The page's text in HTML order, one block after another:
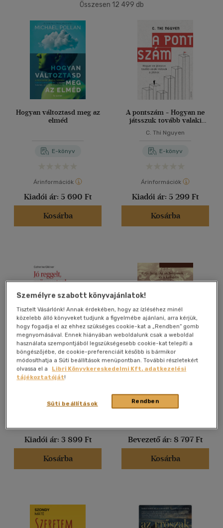
500 Ft alatt
500 Ft - 2500 Ft
2500 Ft - 4500 Ft
4500 Ft felett
Korosztály szerint
Gyermek(3)
Ifjúsági(19)
14 - 18 év(3)
mind(14)
Gyermek és ifjúsági
Felnőtt(3413)
Magyar(3576)
Angol(70)
Francia(1)
Macedon(1)
Német(13)
Portugál(1)
Ukrán(1)
Vélemény szerint
(86)
Összesen 12 499 db
Hogyan változtasd meg az
elméd
E-könyv
Árinformációk
Kiadói ár: 5 690 Ft
Kosárba
A pontszám - Hogyan ne
játsszuk tovább valaki
C. Thi Nguyen
E-könyv
Árinformációk
Kiadói ár: 5 299 Ft
Kosárba
Jó reggelt, Szörnyeteg!
Catherine Gildiner
Kiadói ár: 3 899 Ft
Kosárba
Az archetípusok és a
kollektív tudattalan (ÖM
9/I) (3. kiadás)
Könyv
Bevezető ár: 8 797 Ft
Kosárba
Személyre szabott könyvajánlatok!
Tisztelt Vásárlónk! Annak érdekében, hogy az ízléséhez minél
közelebb álló könyveket tudjunk a figyelmébe ajánlani, arra kérjük,
hogy fogadja el az ehhez szükséges cookie-kat a „Rendben” gomb
megnyomásával. Ennek hiányában weboldalunk csak a weboldal
használata szempontjából legszükségesebb cookie-kat telepíti a
böngészőjébe, de cookie-preferenciáit később is bármikor
módosíthatja a Süti beállítások menüpontban. További részletekért
olvassa el a
Libri Könyvkereskedelmi Kft. adatkezelési
tájékoztatóját!
Rendben
Süti beállítások